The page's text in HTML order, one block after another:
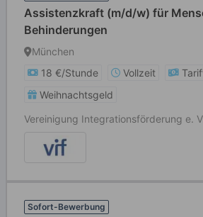
Assistenzkraft (m/d/w) für
Behinderungen
München
18 €/Stunde
Vollzeit
Weihnachtsgeld
Vereinigung Integrationsförderung e.
Sofort-Bewerbung